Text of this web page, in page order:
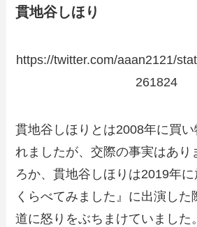
貫地谷しほり
https://twitter.com/aaan2121/
261824
貫地谷しほりとは2008年に買
れましたが、交際の事実はあり
ろか、貫地谷しほりは2019年
くらべてみました』に出演した
道に怒りをぶちまけていました